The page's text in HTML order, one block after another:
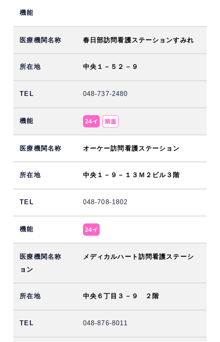
春日部訪問看護ステーションすみれ
中央１－５２－９
048-737-2480
オーケー訪問看護ステーション
中央１－９－１３Ｍ２ビル３階
048-708-1802
メディカルハート訪問看護ステーシ
ョン
中央６丁目３－９ ２階
048-876-8011